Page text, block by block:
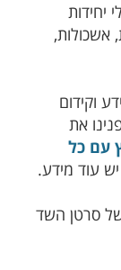
יחידות
אשכולות,
וקידום
את
עם כל
עוד מידע.
סרטן השד